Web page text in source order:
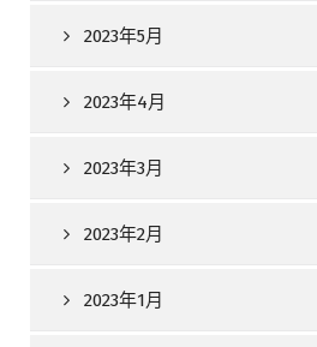
2023年5月
2023年4月
2023年3月
2023年2月
2023年1月